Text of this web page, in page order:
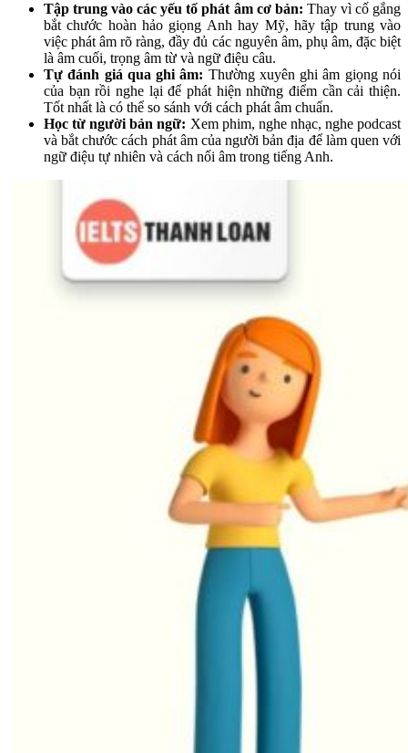
Tập trung vào các yếu tố phát âm cơ bản: Thay vì cố gắng
bắt chước hoàn hảo giọng Anh hay Mỹ, hãy tập trung vào
việc phát âm rõ ràng, đầy đủ các nguyên âm, phụ âm, đặc biệt
là âm cuối, trọng âm từ và ngữ điệu câu.
Tự đánh giá qua ghi âm: Thường xuyên ghi âm giọng nói
của bạn rồi nghe lại để phát hiện những điểm cần cải thiện.
Tốt nhất là có thể so sánh với cách phát âm chuẩn.
Học từ người bản ngữ: Xem phim, nghe nhạc, nghe podcast
và bắt chước cách phát âm của người bản địa để làm quen với
ngữ điệu tự nhiên và cách nối âm trong tiếng Anh.